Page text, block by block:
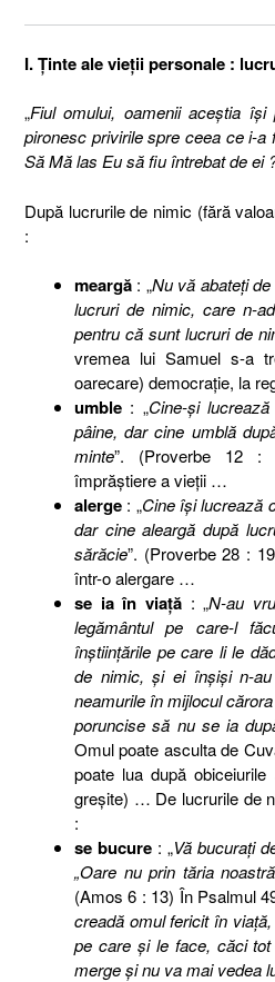
I. Ţinte ale vieţii personale :
„Fiul omului, oamenii aceştia
pironesc privirile spre ceea ce i-a
Să Mă las Eu să fiu întrebat de ei
După lucrurile de nimic (fără
:
meargă : „Nu vă abateţi
lucruri de nimic, care n-
pentru că sunt lucruri de
vremea lui Samuel s-a
oarecare) democraţie, la
umble : „Cine-şi
pâine, dar cine umblă
minte”. (Proverbe 12 :
împrăştiere a vieţii …
alerge : „Cine îşi lucrează
dar cine aleargă după
sărăcie”. (Proverbe 28 :
într-o alergare …
se ia în viaţă : „N-au
legământul pe care-l
înştiinţările pe care li le
de nimic, şi ei înşişi n-
neamurile în mijlocul
poruncise să nu se ia
Omul poate asculta de
poate lua după
greşite) … De lucrurile de
:
se bucure : „Vă bucuraţi
„Oare nu prin tăria
(Amos 6 : 13) În Psalmul
creadă omul fericit în
pe care şi le face, căci
merge şi nu va mai vedea